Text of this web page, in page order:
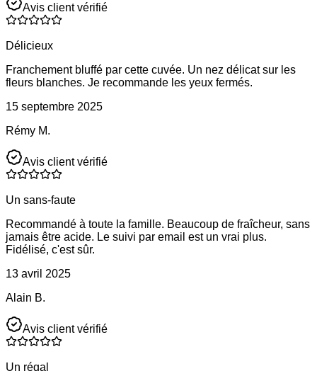
Avis client vérifié
Délicieux
Franchement bluffé par cette cuvée. Un nez délicat sur les
fleurs blanches. Je recommande les yeux fermés.
15 septembre 2025
Rémy M.
Avis client vérifié
Un sans-faute
Recommandé à toute la famille. Beaucoup de fraîcheur, sans
jamais être acide. Le suivi par email est un vrai plus.
Fidélisé, c'est sûr.
13 avril 2025
Alain B.
Avis client vérifié
Un régal